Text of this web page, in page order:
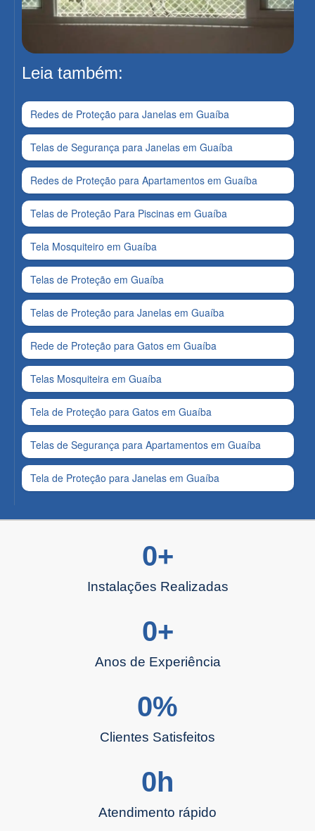
Leia também:
Redes de Proteção para Janelas em Guaíba
Telas de Segurança para Janelas em Guaíba
Redes de Proteção para Apartamentos em Guaíba
Telas de Proteção Para Piscinas em Guaíba
Tela Mosquiteiro em Guaíba
Telas de Proteção em Guaíba
Telas de Proteção para Janelas em Guaíba
Rede de Proteção para Gatos em Guaíba
Telas Mosquiteira em Guaíba
Tela de Proteção para Gatos em Guaíba
Telas de Segurança para Apartamentos em Guaíba
Tela de Proteção para Janelas em Guaíba
Instalações Realizadas
0+
Anos de Experiência
0+
Clientes Satisfeitos
0%
Atendimento rápido
0h